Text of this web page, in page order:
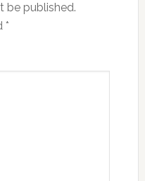
be published.
*